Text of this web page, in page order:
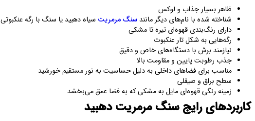
ظاهر بسیار جذاب و لوکس
شناخته شده با نام‌های دیگر مانند سنگ مرمریت سیاه دهبید یا سنگ با رگه عنکبوتی
دارای رنگ‌بندی قهوه‌ای تیره تا مشکی
رگه‌هایی به شکل تار عنکبوت
نیازمند برش با دستگاه‌های خاص و دقیق
جذب رطوبت پایین و مقاومت بالا
مناسب برای فضاهای داخلی به دلیل حساسیت به نور مستقیم خورشید
سطح براق و صیقلی
زمینه رنگی قهوه‌ای مایل به مشکی که به فضا عمق می‌بخشد
کاربردهای رایج سنگ مرمریت دهبید